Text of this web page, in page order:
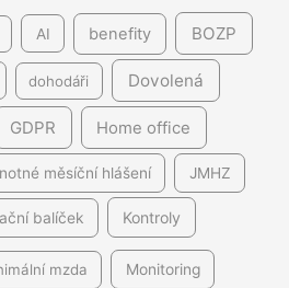
AI benefity BOZP
dohodáři Dovolená
GDPR Home office
měsíční hlášení JMHZ
balíček Kontroly
mzda Monitoring